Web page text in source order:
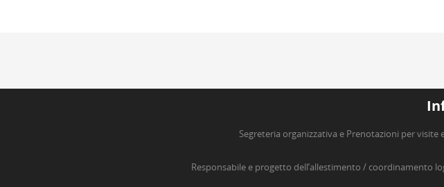
Segreteria organizzativa e Prenotazioni per visite
Responsabile e progetto dell’allestimento / coordinamento